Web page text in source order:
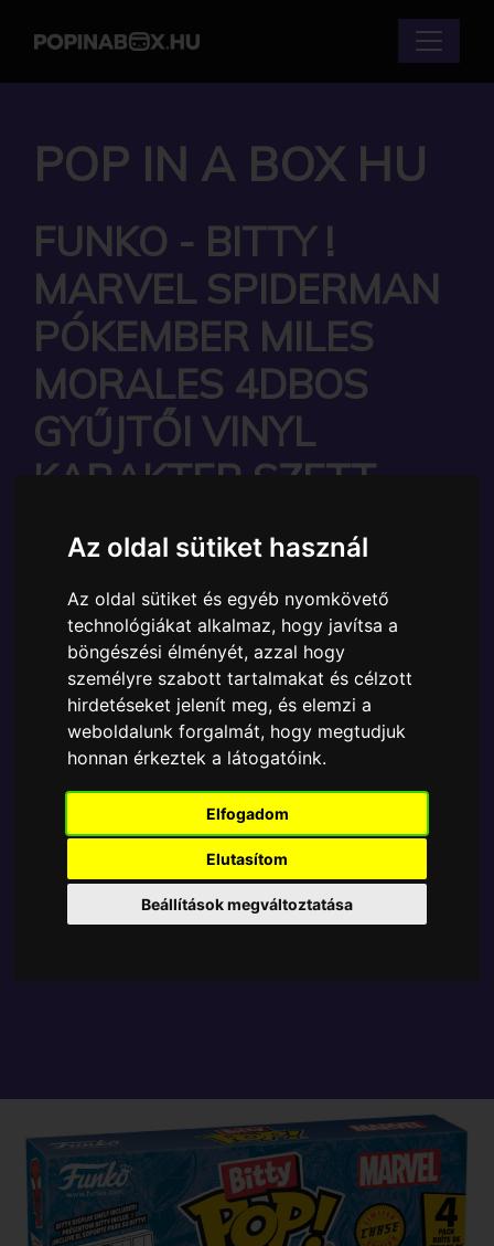
Az oldal sütiket használ
Az oldal sütiket és egyéb nyomkövető
technológiákat alkalmaz, hogy javítsa a
böngészési élményét, azzal hogy
személyre szabott tartalmakat és célzott
hirdetéseket jelenít meg, és elemzi a
weboldalunk forgalmát, hogy megtudjuk
honnan érkeztek a látogatóink.
Elfogadom
Elutasítom
Beállítások megváltoztatása
POP IN A BOX HU
FUNKO - BITTY !
MARVEL SPIDERMAN
PÓKEMBER MILES
MORALES 4DBOS
GYŰJTŐI VINYL
KARAKTER SZETT
Cikkszám:889698857024
Ára:6190 Ft
A Funko Bitty POP egyik népszerű terméke a Funko
- Bitty ! Marvel SpiderMan Pókember Miles Morales
4dbos gyűjtői vinyl karakter szett, amely ablakos
csomagolásban azaz - POP In a Box - várja új
gazdáját.
TOVÁBB A VÁSÁRLÁSRA
Tetszik? Osszd meg másokkal!